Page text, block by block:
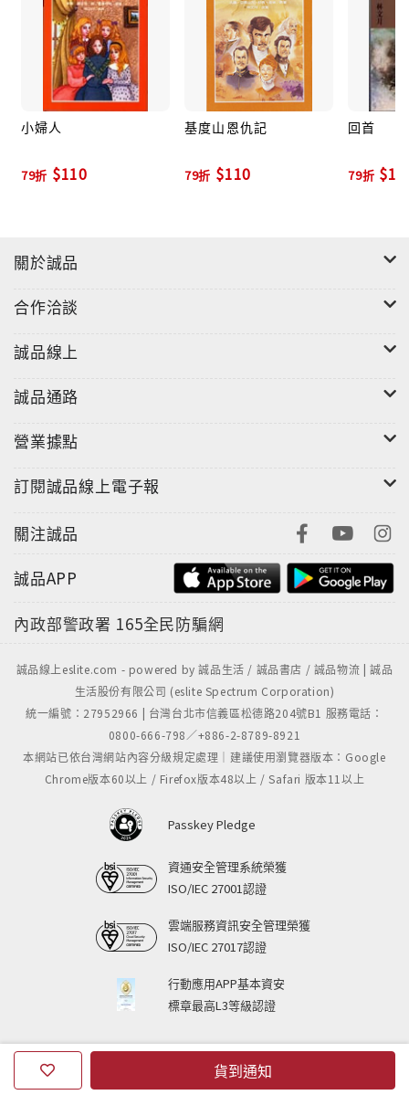
貨到通知
小婦人
79折 $110
基度山恩仇記
79折 $110
回首
79折
關於誠品
合作洽談
誠品線上
誠品通路
營業據點
訂閱誠品線上電子報
關注誠品
誠品APP
內政部警政署 165全民防騙網
誠品線上eslite.com - powered by 誠品生活 / 誠品書店 / 誠品物流 | 誠品
生活股份有限公司 (eslite Spectrum Corporation)
統一編號：27952966 | 台灣台北市信義區松德路204號B1 服務電話：
0800-666-798／+886-2-8789-8921
本網站已依台灣網站內容分級規定處理｜建議使用瀏覽器版本：Google
Chrome版本60以上 / Firefox版本48以上 / Safari 版本11以上
Passkey Pledge
資通安全管理系統榮獲
ISO/IEC 27001認證
雲端服務資訊安全管理榮獲
ISO/IEC 27017認證
行動應用APP基本資安
標章最高L3等級認證